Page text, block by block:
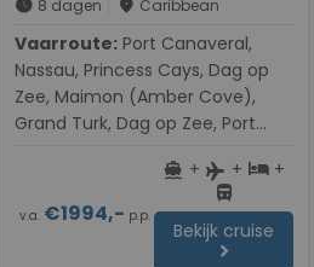
schedule 8 dagen place Caribbean
Vaarroute:
Nassau, Princess Cays, Dag op
Zee, Maimon (Amber Cove),
Grand Turk, Dag op Zee, Port
v.a.€1994,- p.p.
directions_boat + flight + hotel +
directions_bus
Bekijk cruise
chevron_right